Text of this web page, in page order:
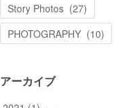
Story Photos (27)
PHOTOGRAPHY (10)
アーカイブ